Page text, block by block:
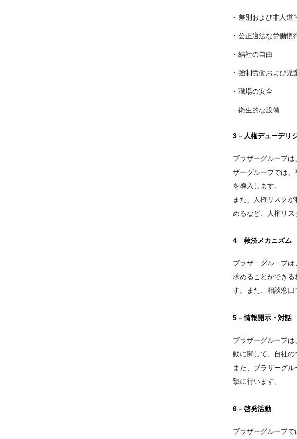
差別および非人道
公正適法な労働慣
結社の自由
強制労働および児
職場の安全
衛生的な設備
3－人権デューデリ
ブラザーグループ
ザーグループでは、
を導入します。
また、人権リスク
めるなど、人権リス
4－救済メカニズム
ブラザーグループ
求めることができる
す。また、相談窓口
5－情報開示・対話
ブラザーグループ
動に関して、自社の
また、ブラザーグ
摯に行います。
6－啓発活動
ブラザーグループ